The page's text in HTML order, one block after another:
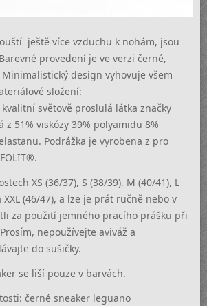
ještě více vzduchu k nohám, jsou
Barevné provedení je ve verzi černé,
design vyhovuje všem
složení:
světově proslulá látka značky
51% viskózy 39% polyamidu 8%
Podrážka je vyrobena z pro
XS (36/37), S (38/39), M (40/41), L
XXL (46/47), a lze je prát ručně nebo v
za použití jemného pracího prášku při
nepoužívejte aviváž a
do sušičky.
se liší pouze v barvách.
černé sneaker leguano